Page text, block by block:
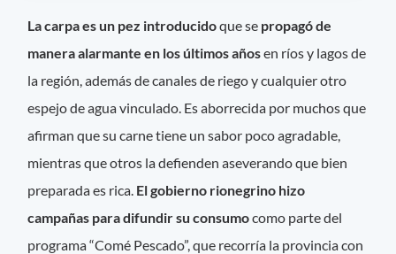
La carpa es un pez introducidoque se propagó de
manera alarmante en los últimos añosen ríos y lagos de
la región, además de canales de riego y cualquier otro
espejo de agua vinculado. Es aborrecida por muchos que
afirman que su carne tiene un sabor poco agradable,
mientras que otros la defienden aseverando que bien
preparada es rica. El gobierno rionegrino hizo
campañas para difundir su consumocomo parte del
programa “Comé Pescado”, que recorría la provincia con